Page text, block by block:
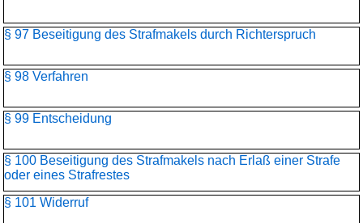
§ 97 Beseitigung des Strafmakels durch Richterspruch
§ 98 Verfahren
§ 99 Entscheidung
§ 100 Beseitigung des Strafmakels nach Erlaß einer Strafe
oder eines Strafrestes
§ 101 Widerruf